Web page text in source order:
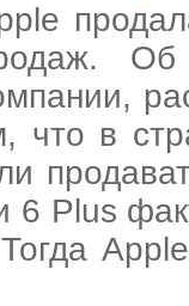
Об
что в
6 Plus